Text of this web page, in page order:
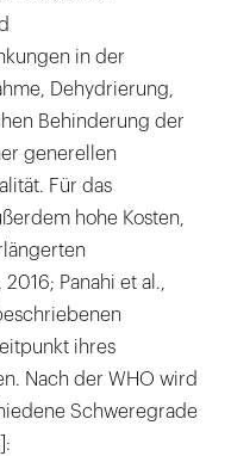
in der
Dehydrierung,
Behinderung der
generellen
Für das
hohe Kosten,
Panahi et al.,
ihres
Nach der WHO wird
Schweregrade